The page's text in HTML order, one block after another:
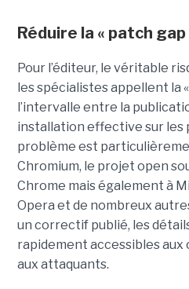
Réduire la « patch gap
Pour l’éditeur, le véritable
les spécialistes appellent la
l’intervalle entre la
installation effective sur les
problème est
Chromium, le projet open
Chrome mais également à
Opera et de nombreux
un correctif publié, les
rapidement accessibles aux
aux attaquants.